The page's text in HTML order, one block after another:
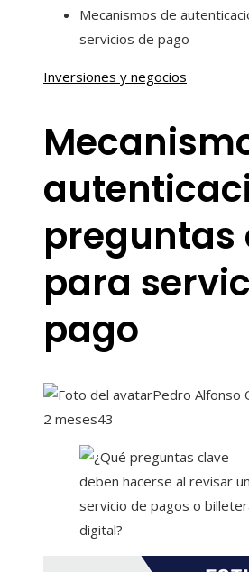
Mecanismos de
servicios de pago
Inversiones y negocios
preguntas
para
pago
Pedro Alfonso
2 meses43